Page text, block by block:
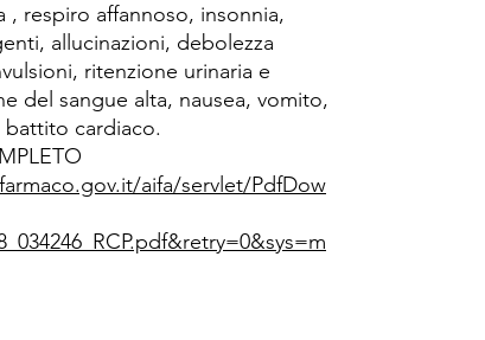
, respiro affannoso, insonnia,
allucinazioni, debolezza
ritenzione urinaria e
del sangue alta, nausea, vomito,
cardiaco.
aifa/servlet/PdfDow